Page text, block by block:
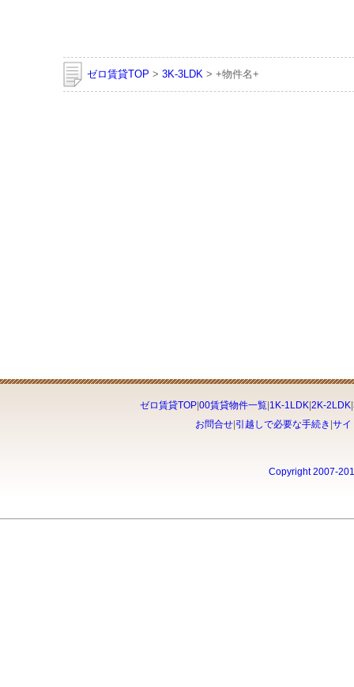
ゼロ賃貸TOP > 3K-3LDK > +物件名+
ゼロ賃貸TOP| 00賃貸物件一覧| 1K-1LDK| 2K-2LDK|
お問合せ 引越しで必要な手続き サイ
Copyright 2007-